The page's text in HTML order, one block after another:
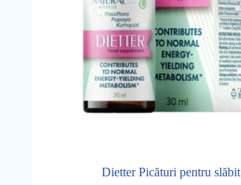
Dietter Picături pentru slăbit